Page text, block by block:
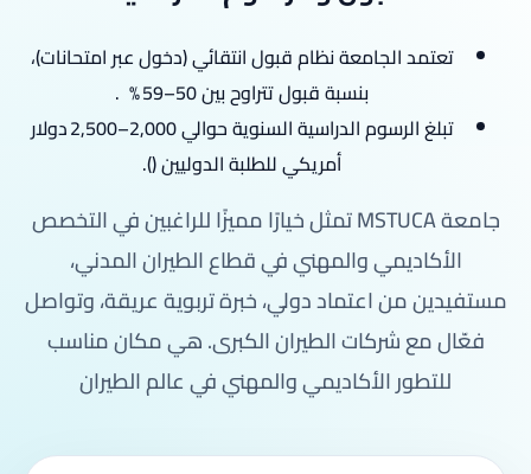
تعتمد الجامعة نظام قبول انتقائي (دخول عبر امتحانات)،
بنسبة قبول تتراوح بين 50–59 %
.
تبلغ الرسوم الدراسية السنوية حوالي 2,000–2,500 دولار
أمريكي للطلبة الدوليين ().
جامعة MSTUCA تمثل خيارًا مميزًا للراغبين في التخصص
الأكاديمي والمهني في قطاع الطيران المدني،
مستفيدين من اعتماد دولي، خبرة تربوية عريقة، وتواصل
فعّال مع شركات الطيران الكبرى. هي مكان مناسب
للتطور الأكاديمي والمهني في عالم الطيران